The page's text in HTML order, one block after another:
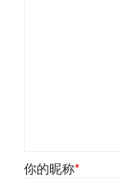
你的昵称*